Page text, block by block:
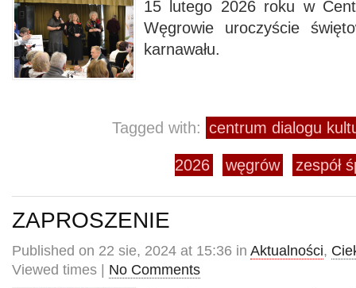
15 lutego 2026 roku w
Węgrowie uroczyście
karnawału.
Tagged with: centrum dialogu
2026 węgrów zespół
ZAPROSZENIE
Published on 22 sie, 2024 at 15:36 in Aktualności,
Viewed times | No Comments